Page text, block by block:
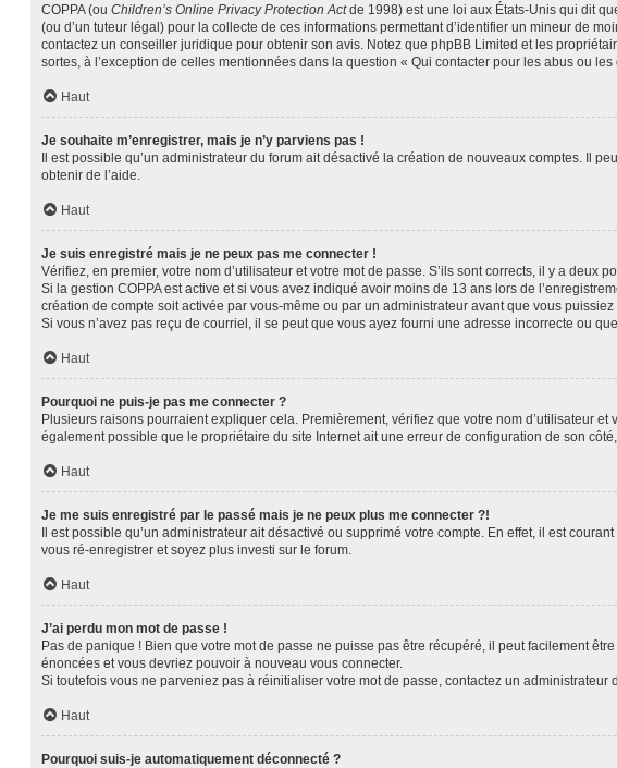
COPPA (ou Children’s Online Privacy Protection Actde 1998) est une loi aux États-Unis qui dit
(ou d’un tuteur légal) pour la collecte de ces informations permettant d’identifier un mineur de
contactez un conseiller juridique pour obtenir son avis. Notez que phpBB Limited et les
sortes, à l’exception de celles mentionnées dans la question « Qui contacter pour les abus ou
Haut
Je souhaite m’enregistrer, mais je n’y parviens pas !
Il est possible qu’un administrateur du forum ait désactivé la création de nouveaux comptes. Il
obtenir de l’aide.
Haut
Je suis enregistré mais je ne peux pas me connecter !
Vérifiez, en premier, votre nom d’utilisateur et votre mot de passe. S’ils sont corrects, il y a deux
Si la gestion COPPA est active et si vous avez indiqué avoir moins de 13 ans lors de
création de compte soit activée par vous-même ou par un administrateur avant que vous
Si vous n’avez pas reçu de courriel, il se peut que vous ayez fourni une adresse incorrecte ou
Haut
Pourquoi ne puis-je pas me connecter ?
Plusieurs raisons pourraient expliquer cela. Premièrement, vérifiez que votre nom d’utilisateur
également possible que le propriétaire du site Internet ait une erreur de configuration de son
Haut
Je me suis enregistré par le passé mais je ne peux plus me connecter ?!
Il est possible qu’un administrateur ait désactivé ou supprimé votre compte. En effet, il est
vous ré-enregistrer et soyez plus investi sur le forum.
Haut
J’ai perdu mon mot de passe !
Pas de panique ! Bien que votre mot de passe ne puisse pas être récupéré, il peut facilement
énoncées et vous devriez pouvoir à nouveau vous connecter.
Si toutefois vous ne parveniez pas à réinitialiser votre mot de passe, contactez un administrateur
Haut
Pourquoi suis-je automatiquement déconnecté ?